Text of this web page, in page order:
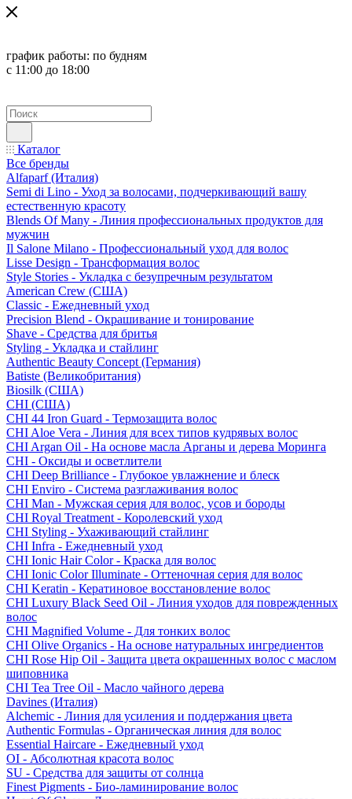
график работы: по будням
с 11:00 до 18:00
Каталог
Все бренды
Alfaparf (Италия)
Semi di Lino - Уход за волосами, подчеркивающий вашу
естественную красоту
Blends Of Many - Линия профессиональных продуктов для
мужчин
Il Salone Milano - Профессиональный уход для волос
Lisse Design - Трансформация волос
Style Stories - Укладка с безупречным результатом
American Crew (США)
Classic - Ежедневный уход
Precision Blend - Окрашивание и тонирование
Shave - Средства для бритья
Styling - Укладка и стайлинг
Authentic Beauty Concept (Германия)
Batiste (Великобритания)
Biosilk (США)
CHI (США)
CHI 44 Iron Guard - Термозащита волос
CHI Aloe Vera - Линия для всех типов кудрявых волос
CHI Argan Oil - На основе масла Арганы и дерева Моринга
CHI - Оксиды и осветлители
CHI Deep Brilliance - Глубокое увлажнение и блеск
CHI Enviro - Система разглаживания волос
CHI Man - Мужская серия для волос, усов и бороды
CHI Royal Treatment - Королевский уход
CHI Styling - Ухаживающий стайлинг
CHI Infra - Ежедневный уход
CHI Ionic Hair Color - Краска для волос
CHI Ionic Color Illuminate - Оттеночная серия для волос
CHI Keratin - Кератиновое восстановление волос
CHI Luxury Black Seed Oil - Линия уходов для поврежденных
волос
CHI Magnified Volume - Для тонких волос
CHI Olive Organics - На основе натуральных ингредиентов
CHI Rose Hip Oil - Защита цвета окрашенных волос с маслом
шиповника
CHI Tea Tree Oil - Масло чайного дерева
Davines (Италия)
Alchemic - Линия для усиления и поддержания цвета
Authentic Formulas - Органическая линия для волос
Essential Haircare - Eжедневный уход
OI - Абсолютная красота волос
SU - Средства для защиты от солнца
Finest Pigments - Био-ламинирование волос